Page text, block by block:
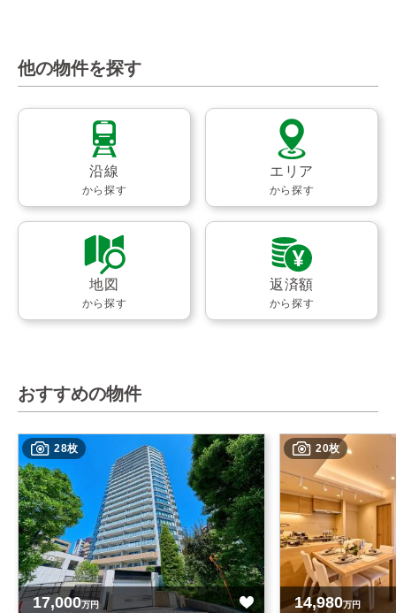
他の物件を探す
沿線
から探す
エリア
から探す
地図
から探す
返済額
から探す
おすすめの物件
28枚
17,000万円
20枚
14,980万円